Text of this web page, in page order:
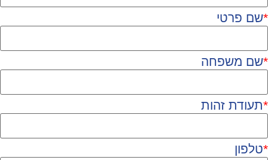
*שם פרטי
*שם משפחה
*תעודת זהות
*טלפון